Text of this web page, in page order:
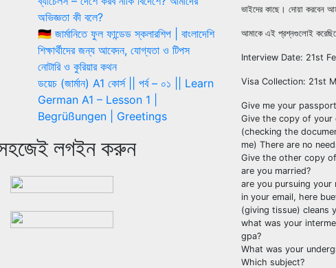
অভিজ্ঞতা কী বলে?
🇩🇪 জার্মানিতে ফুল ফান্ডেড স্কলারশিপ | বাংলাদেশি
শিক্ষার্থীদের জন্য আবেদন, যোগ্যতা ও টিপস
নোটারি ও কুরিয়ার কথন
ডয়েচ (জার্মান) A1 কোর্স || পর্ব – ০১ || Learn
German A1 – Lesson 1 |
Begrüßungen | Greetings
লগইন করুন
ভাইদের কাছে। দোয়া করবেন
আমাকে এই প্রশ্নগুলোই
Interview Date: 21st
Visa Collection: 21st
Give me your
Give the copy of your
(checking the
me) There are no
Give the other copy
are you married?
are you pursuing your
in your email, here
(giving tissue) cleans
what was your
gpa?
What was your
Which subject?